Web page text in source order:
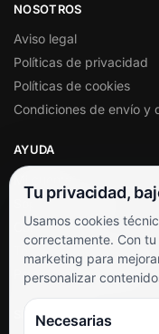
NOSOTROS
Aviso legal
Políticas de privacidad
Políticas de cookies
Condiciones de envío y
AYUDA
Soporte al cliente
Contacto
Términos y condiciones
Preguntas frecuentes
SÍGUENOS
Tu privacidad,
Usamos cookies
correctamente. Con
marketing para
personalizar
Necesarias